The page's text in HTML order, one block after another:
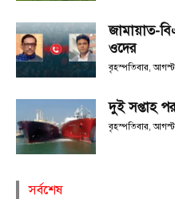
জামায়াত-
ওদের
বৃহস্পতিবার,
দুই সপ্তাহ
বৃহস্পতিবার,
সর্বশেষ